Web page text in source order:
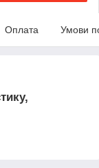
Оплата Умови